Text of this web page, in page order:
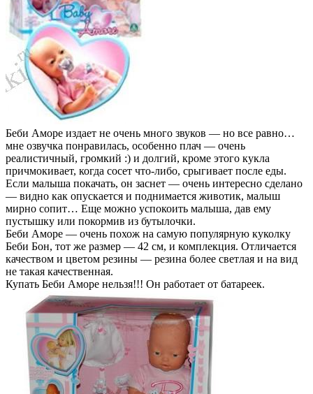
Беби Аморе издает не очень много звуков — но все равно…
мне озвучка понравилась, особенно плач — очень
реалистичный, громкий :) и долгий, кроме этого кукла
причмокивает, когда сосет что-либо, срыгивает после еды.
Если малыша покачать, он заснет — очень интересно сделано
— видно как опускается и поднимается животик, малыш
мирно сопит… Еще можно успокоить малыша, дав ему
пустышку или покормив из бутылочки.
Беби Аморе — очень похож на самую популярную куколку
Беби Бон, тот же размер — 42 см, и комплекция. Отличается
качеством и цветом резины — резина более светлая и на вид
не такая качественная.
Купать Беби Аморе нельзя!!! Он работает от батареек.